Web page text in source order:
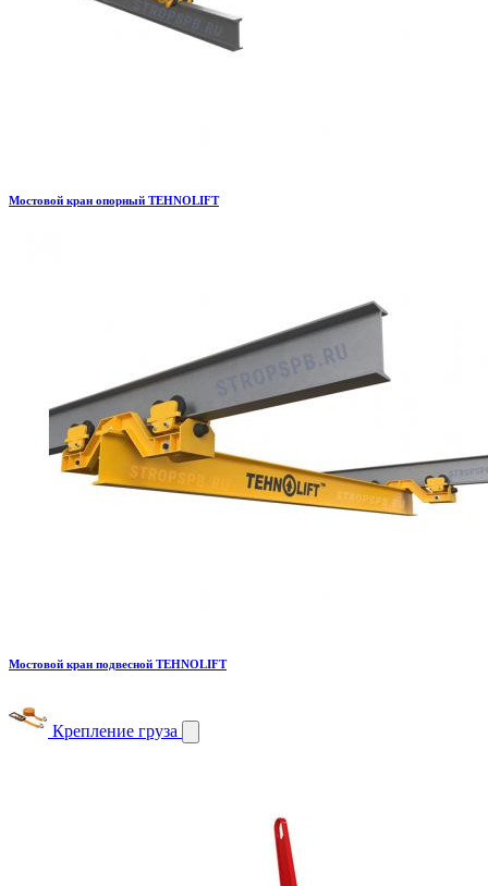
Мостовой кран опорный TEHNOLIFT
Мостовой кран подвесной TEHNOLIFT
Крепление груза